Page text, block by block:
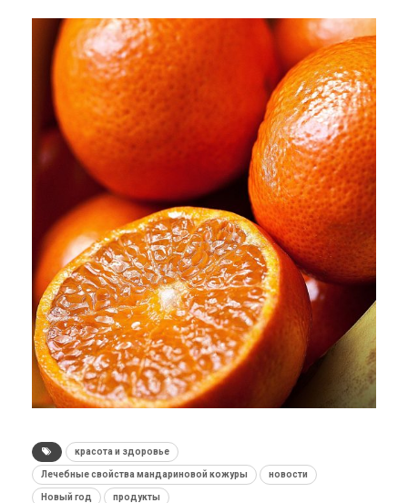
красота и здоровье
Лечебные свойства мандариновой кожуры новости
Новый год продукты